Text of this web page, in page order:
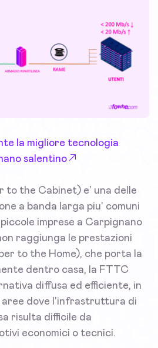
la migliore tecnologia
salentino
to the Cabinet) e' una delle
a banda larga piu' comuni
imprese a Carpignano
raggiunga le prestazioni
to the Home), che porta la
dentro casa, la FTTC
diffusa ed efficiente, in
aree dove l'infrastruttura di
risulta difficile da
economici o tecnici.